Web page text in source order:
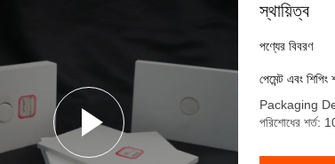
স্থায়িত্ব
পণ্যের বিবরণ
পেমেন্ট এবং শিপিং
Packaging
পরিশোধের শর্ত: